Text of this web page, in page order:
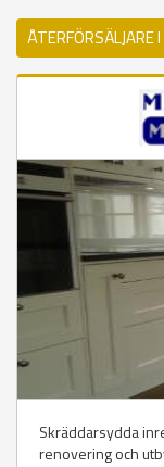
ÅTERFÖRSÄLJARE
Skräddarsydda
renovering och